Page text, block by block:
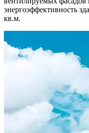
энергоэффективность
кв.м.